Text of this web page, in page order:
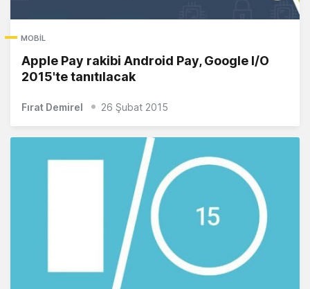
MOBIL
Apple Pay rakibi Android Pay, Google I/O
2015'te tanıtılacak
Fırat Demirel 26 Şubat 2015